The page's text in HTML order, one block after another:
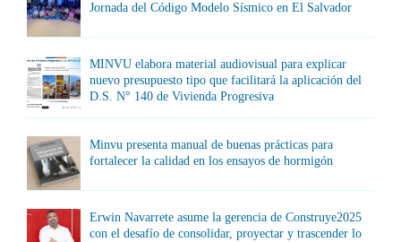
Jornada del Código Modelo Sísmico en El Salvador
MINVU elabora material audiovisual para explicar
nuevo presupuesto tipo que facilitará la aplicación del
D.S. N° 140 de Vivienda Progresiva
Minvu presenta manual de buenas prácticas para
fortalecer la calidad en los ensayos de hormigón
Erwin Navarrete asume la gerencia de Construye2025
con el desafío de consolidar, proyectar y trascender lo